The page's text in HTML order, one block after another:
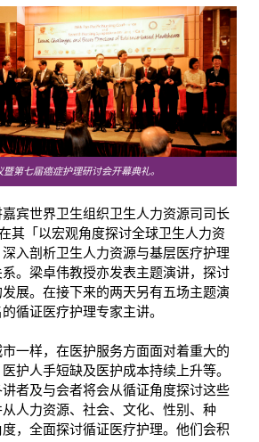
第七届癌症护理研讨会开幕典礼。
宾世界卫生组织卫生人力资源司司长
其「以宏观角度探讨全球卫生人力资
入剖析卫生人力资源与基层医疗护理
。梁卓伟教授亦发表主题演讲，探讨
展。在接下来的两天另有五场主题演
循证医疗护理专家主讲。
一样，在医护服务方面面对着重大的
护人手短缺及医护成本持续上升等。
者及与会者将会从循证角度探讨这些
人力资源、社会、文化、性别、种
，全面探讨循证医疗护理。他们会积